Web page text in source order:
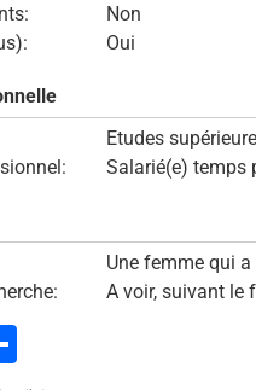
Non
Oui
Etudes
Salarié(e) temps
Une femme qui
A voir, suivant le
Share